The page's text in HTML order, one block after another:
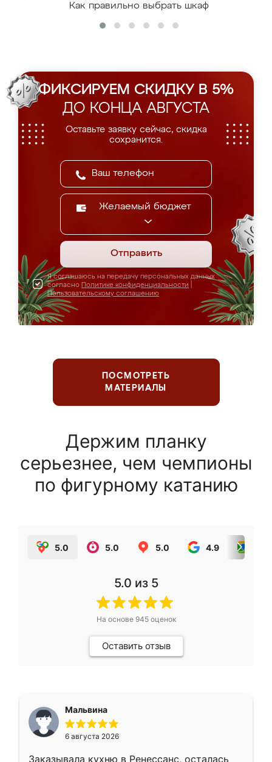
Как правильно выбрать шкаф
ФИКСИРУЕМ СКИДКУ В 5%
ДО КОНЦА АВГУСТА
Оставьте заявку сейчас, скидка
сохранится.
Желаемый бюджет
Отправить
Я соглашаюсь на передачу персональных данных
согласно Политике конфиденциальности
Пользовательскому соглашению
ПОСМОТРЕТЬ
МАТЕРИАЛЫ
Держим планку
серьезнее, чем чемпионы
по фигурному катанию
5.0 5.0 5.0 4.9
5.0 из 5
На основе 945оценок
Оставить отзыв
Мальвина
6 августа 2026
Заказывала кухню в Ренессанс, осталась